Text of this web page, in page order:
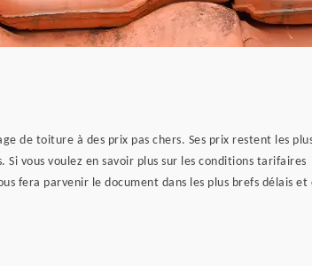
de toiture à des prix pas chers. Ses prix restent les
vous voulez en savoir plus sur les conditions tarifaires
fera parvenir le document dans les plus brefs délais et